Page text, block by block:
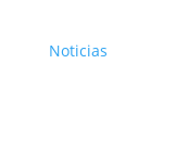
Noticias